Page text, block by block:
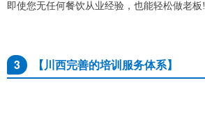
即使您无任何餐饮从业经验，也能轻松做老板!
3 【川西完善的培训服务体系】